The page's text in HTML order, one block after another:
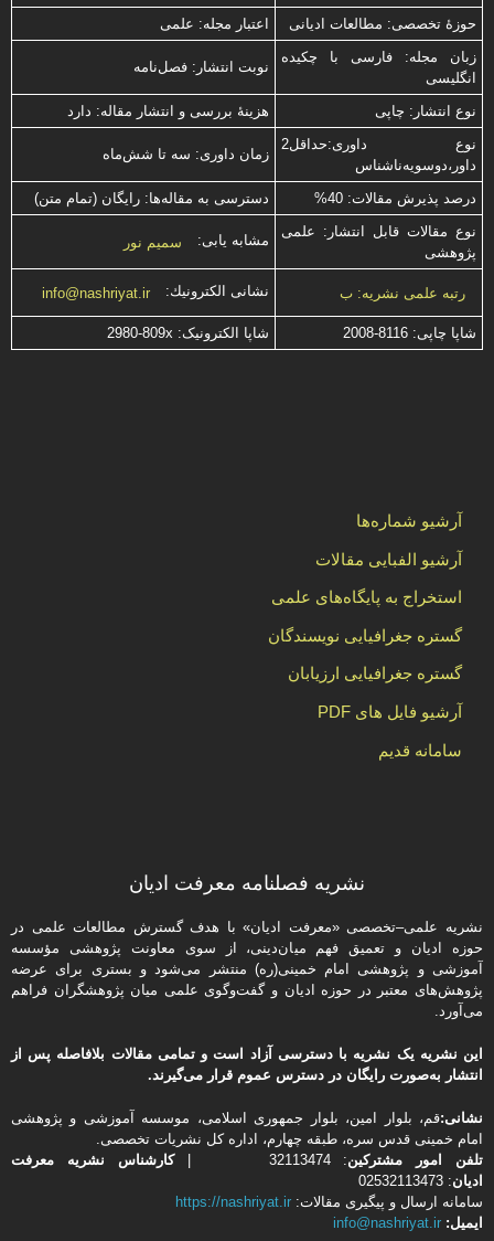
حوزۀ تخصصی: مطالعات ادیانی
اعتبار مجله: علمی
زبان مجله: فارسی با چكیده
انگلیسی
نوبت انتشار: فصل‌نامه
نوع انتشار: چاپی
هزینۀ بررسی و انتشار مقاله: دارد
نوع داوری:حداقل2
داور،دوسویه‌ناشناس
زمان داوری: سه تا شش‌ماه
درصد پذیرش مقالات: 40%
دسترسی به مقاله‌ها: رایگان (تمام متن)
نوع مقالات قابل انتشار: علمی
پژوهشی
مشابه یابی: سمیم نور
رتبه علمی نشریه: ب نشانی الكترونیك: info@nashriyat.ir
شاپا چاپی: 2008-8116 شاپا الکترونیک: 2980-809x
آرشیو شماره‌ها
آرشیو الفبایی مقالات
استخراج به پایگاه‌های علمی
گستره جغرافیایی نویسندگان
گستره جغرافیایی ارزیابان
آرشیو فایل های PDF
سامانه قدیم
نشریه فصلنامه معرفت ادیان
نشریه علمی–تخصصی «معرفت ادیان» با هدف گسترش مطالعات علمی در
حوزه ادیان و تعمیق فهم میان‌دینی، از سوی معاونت پژوهشی مؤسسه
آموزشی و پژوهشی امام خمینی(ره) منتشر می‌شود و بستری برای عرضه
پژوهش‌های معتبر در حوزه ادیان و گفت‌وگوی علمی میان پژوهشگران فراهم
می‌آورد.
این نشریه یک نشریه با دسترسی آزاد است و تمامی مقالات بلافاصله پس از
انتشار به‌صورت رایگان در دسترس عموم قرار می‌گیرند.
نشانی:قم، بلوار امین، بلوار جمهوری اسلامی، موسسه آموزشی و پژوهشی
امام خمینی قدس سره، طبقه چهارم، اداره كل نشریات تخصصی.
تلفن
امور مشتركین: 32113474 |
کارشناس نشریه معرفت
ادیان: 02532113473
سامانه ارسال و پیگیری مقالات: https://nashriyat.ir
ایمیل: info@nashriyat.ir